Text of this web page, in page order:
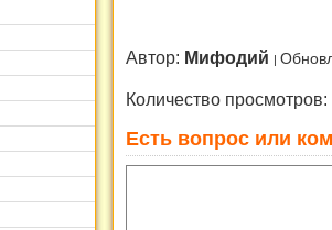
Автор: Мифодий
Количество просмотров:
Есть вопрос или